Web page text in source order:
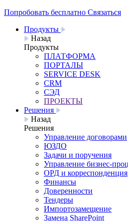
Попробовать бесплатно Связаться
Продукты
Назад
Продукты
ПЛАТФОРМА
ПОРТАЛЫ
SERVICE DESK
CRM
СЭД
ПРОЕКТЫ
Решения
Назад
Решения
Управление договорами
ЮЗДО
Задачи и поручения
Управление бизнес-
ОРД и корреспонденция
Финансы
Доверенности
Тендеры
Импортозамещение
Замена SharePoint